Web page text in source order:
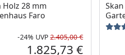
Preis
Holz 28 mm
Faro
Rabatt in
-24% UVP 2.405,00 €
1.825,73 €